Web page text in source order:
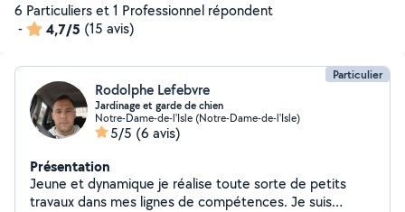
6 Particuliers et 1 Professionnel répondent
-
4,7/5 (15 avis)
Particulier
Rodolphe Lefebvre
Jardinage et garde de chien
Notre-Dame-de-l'Isle (Notre-Dame-de-l'Isle)
5/5 (6 avis)
Présentation
Jeune et dynamique je réalise toute sorte de petits
travaux dans mes lignes de compétences. Je suis